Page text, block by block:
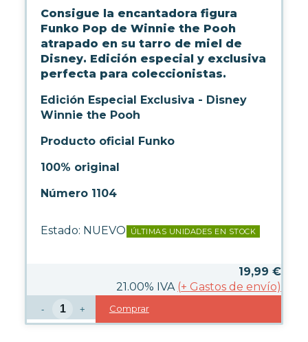
FUNKO POP ANIME
FUNKO POP CINE
FUNKO POP DC COMICS
FUNKO POP DEPORTES
FUNKO POP DISNEY
FUNKO POP EL SEÑOR DE LOS
ANILLOS
FUNKO POP MARVEL
FUNKO POP ONE PIECE
FUNKO POP STRANGER
FUNKO POP VIDEOJUEGOS
PROTECTORES FUNKO POP
FUNKO POP DAÑADOS
COLECCIONISMO
Consigue la encantadora figura
Funko Pop de Winnie the Pooh
atrapado en su tarro de miel de
Disney. Edición especial y exclusiva
perfecta para coleccionistas.
Edición Especial Exclusiva - Disney
Winnie the Pooh
Producto oficial Funko
100% original
Número 1104
Estado: NUEVO ÚLTIMAS UNIDADES EN STOCK
19,99 €
21.00% IVA (+ Gastos de envío)
- + Comprar